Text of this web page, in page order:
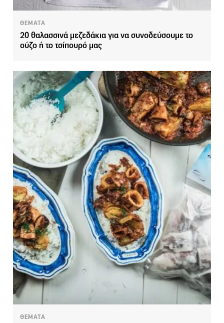
ΘΕΜΑΤΑ
20 θαλασσινά μεζεδάκια για να συνοδεύσουμε το
ούζο ή το τσίπουρό μας
ΘΕΜΑΤΑ